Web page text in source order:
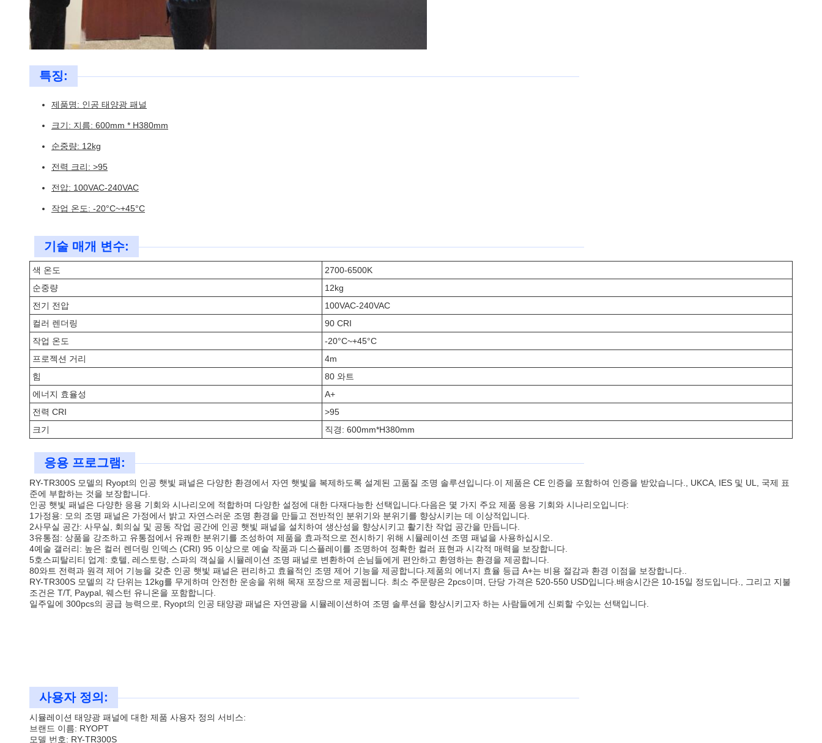
특징:
제품명: 인공 태양광 패널
크기: 지름: 600mm * H380mm
순중량: 12kg
전력 크리: >95
전압: 100VAC-240VAC
작업 온도: -20°C~+45°C
기술 매개 변수:
색 온도
2700-6500K
순중량
12kg
전기 전압
100VAC-240VAC
컬러 렌더링
90 CRI
작업 온도
-20°C~+45°C
프로젝션 거리
4m
힘
80 와트
에너지 효율성
A+
전력 CRI
>95
크기
직경: 600mm*H380mm
응용 프로그램:
RY-TR300S 모델의 Ryopt의 인공 햇빛 패널은 다양한 환경에서 자연 햇빛을 복제하도록 설계된 고품질 조명 솔루션입니다.이 제품은 CE 인증을 포함하여 인증을 받았습니다., UKCA, IES 및 UL, 국제 표
준에 부합하는 것을 보장합니다.
인공 햇빛 패널은 다양한 응용 기회와 시나리오에 적합하며 다양한 설정에 대한 다재다능한 선택입니다.다음은 몇 가지 주요 제품 응용 기회와 시나리오입니다:
1가정용: 모의 조명 패널은 가정에서 밝고 자연스러운 조명 환경을 만들고 전반적인 분위기와 분위기를 향상시키는 데 이상적입니다.
2사무실 공간: 사무실, 회의실 및 공동 작업 공간에 인공 햇빛 패널을 설치하여 생산성을 향상시키고 활기찬 작업 공간을 만듭니다.
3유통점: 상품을 강조하고 유통점에서 유쾌한 분위기를 조성하여 제품을 효과적으로 전시하기 위해 시뮬레이션 조명 패널을 사용하십시오.
4예술 갤러리: 높은 컬러 렌더링 인덱스 (CRI) 95 이상으로 예술 작품과 디스플레이를 조명하여 정확한 컬러 표현과 시각적 매력을 보장합니다.
5호스피탈리티 업계: 호텔, 레스토랑, 스파의 객실을 시뮬레이션 조명 패널로 변환하여 손님들에게 편안하고 환영하는 환경을 제공합니다.
80와트 전력과 원격 제어 기능을 갖춘 인공 햇빛 패널은 편리하고 효율적인 조명 제어 기능을 제공합니다.제품의 에너지 효율 등급 A+는 비용 절감과 환경 이점을 보장합니다..
RY-TR300S 모델의 각 단위는 12kg를 무게하며 안전한 운송을 위해 목재 포장으로 제공됩니다. 최소 주문량은 2pcs이며, 단당 가격은 520-550 USD입니다.배송시간은 10-15일 정도입니다., 그리고 지불
조건은 T/T, Paypal, 웨스턴 유니온을 포함합니다.
일주일에 300pcs의 공급 능력으로, Ryopt의 인공 태양광 패널은 자연광을 시뮬레이션하여 조명 솔루션을 향상시키고자 하는 사람들에게 신뢰할 수있는 선택입니다.
사용자 정의:
시뮬레이션 태양광 패널에 대한 제품 사용자 정의 서비스:
브랜드 이름: RYOPT
모델 번호: RY-TR300S